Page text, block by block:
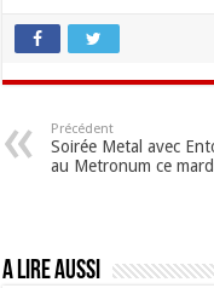
Précédent
Soirée Metal avec
au Metronum ce
A lire aussi